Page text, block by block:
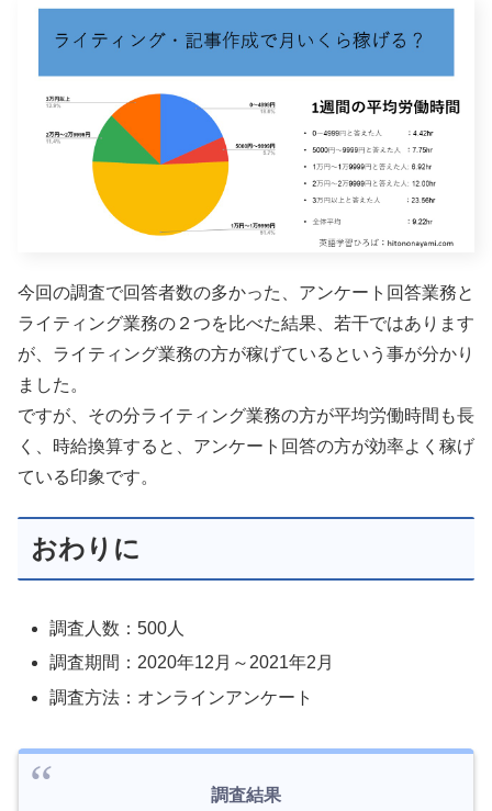
今回の調査で回答者数の多かった、アンケート回答業務と
ライティング業務の２つを比べた結果、若干ではあります
が、ライティング業務の方が稼げているという事が分かり
ました。
ですが、その分ライティング業務の方が平均労働時間も長
く、時給換算すると、アンケート回答の方が効率よく稼げ
ている印象です。
おわりに
調査人数：500人
調査期間：2020年12月～2021年2月
調査方法：オンラインアンケート
調査結果